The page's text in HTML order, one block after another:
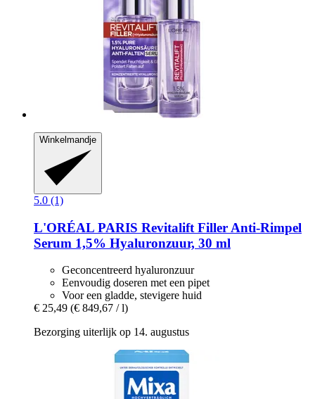
Winkelmandje
5.0 (1)
L'ORÉAL PARIS Revitalift Filler Anti-​Rimpel
Serum 1,5% Hyaluronzuur, 30 ml
Geconcentreerd hyaluronzuur
Eenvoudig doseren met een pipet
Voor een gladde, stevigere huid
€ 25,49 (€ 849,67 / l)
Bezorging uiterlijk op 14. augustus